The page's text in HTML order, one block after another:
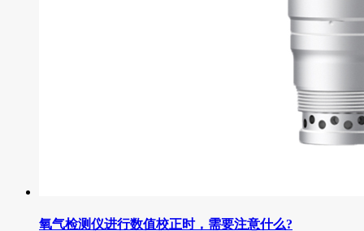
氧气检测仪进行数值校正时，需要注意什么?